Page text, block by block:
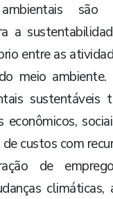
são
a
entre as
meio
sustentáveis
econômicos,
custos com
de
climáticas,